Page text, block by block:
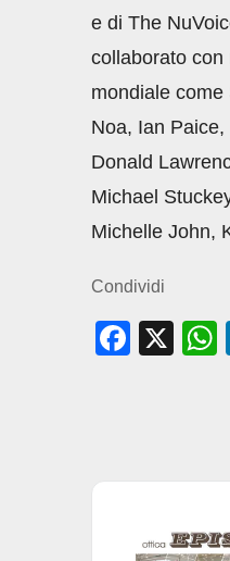
e di The
collaborato con
mondiale come
Noa, Ian
Donald
Michael
Michelle John,
Condividi
F
b
o
X